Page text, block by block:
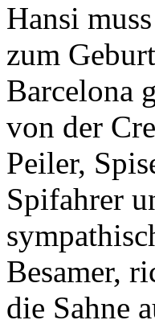
Hansi
zum
Barcelona
von der
Peiler,
Spifahrer
Besamer,
die Sahne